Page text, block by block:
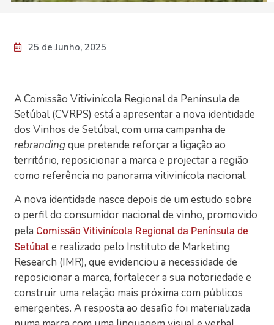
25 de Junho, 2025
A Comissão Vitivinícola Regional da Península de
Setúbal (CVRPS) está a apresentar a nova identidade
dos Vinhos de Setúbal, com uma campanha de
rebrandingque pretende reforçar a ligação ao
território, reposicionar a marca e projectar a região
como referência no panorama vitivinícola nacional.
A nova identidade nasce depois de um estudo sobre
o perfil do consumidor nacional de vinho, promovido
pela Comissão Vitivinícola Regional da Península de
Setúbal e realizado pelo Instituto de Marketing
Research (IMR), que evidenciou a necessidade de
reposicionar a marca, fortalecer a sua notoriedade e
construir uma relação mais próxima com públicos
emergentes. A resposta ao desafio foi materializada